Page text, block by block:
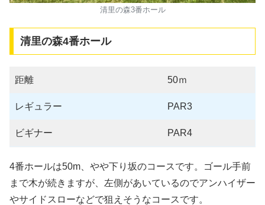
清里の森3番ホール
清里の森4番ホール
距離 50ｍ
レギュラー PAR3
ビギナー PAR4
4番ホールは50m、やや下り坂のコースです。ゴール手前
まで木が続きますが、左側があいているのでアンハイザー
やサイドスローなどで狙えそうなコースです。